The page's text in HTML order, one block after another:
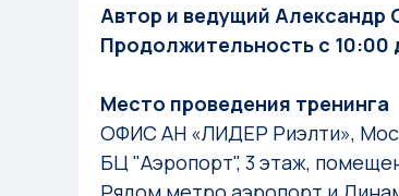
Автор и ведущий Александр
Продолжительность с 10:00
Место проведения тренинга
ОФИС АН «ЛИДЕР Риэлти»,
БЦ "Аэропорт", 3 этаж,